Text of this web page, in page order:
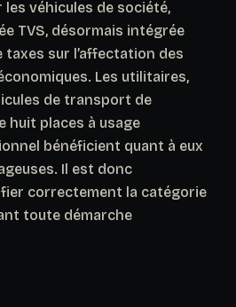
les véhicules de société,
TVS, désormais intégrée
sur l’affectation des
Les utilitaires,
de transport de
huit places à usage
bénéficient quant à eux
Il est donc
correctement la catégorie
toute démarche